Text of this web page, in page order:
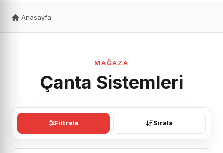
Anasayfa
MAĞAZA
Çanta Sistemleri
Filtrele Sırala